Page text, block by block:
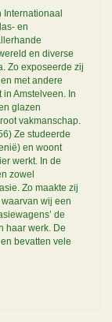
Internationaal
en
en diverse
Zo exposeerde zij
met andere
Amstelveen. In
glazen
vakmanschap.
Ze studeerde
en woont
werkt. In de
zowel
Zo maakte zij
wij een
de
haar werk. De
bevatten vele